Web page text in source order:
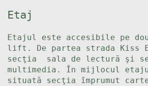
Etaj
Etajul este accesibile pe
lift. De partea strada Kiss
secţia sala de lectură şi
multimedia. În mijlocul
situată secţia împrumut